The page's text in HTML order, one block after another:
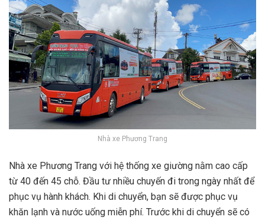
Nhà xe Phương Trang
Nhà xe Phương Trang với hệ thống xe giường nằm cao cấp
từ 40 đến 45 chỗ. Đầu tư nhiều chuyến đi trong ngày nhất để
phục vụ hành khách. Khi di chuyển, bạn sẽ được phục vụ
khăn lạnh và nước uống miễn phí. Trước khi di chuyển sẽ có